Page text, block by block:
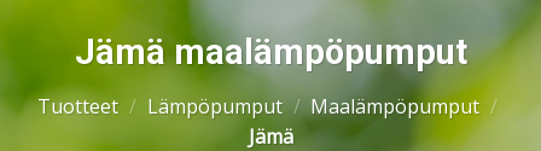
Jämä maalämpöpumput
Tuotteet / Lämpöpumput / Maalämpöpumput /
Jämä